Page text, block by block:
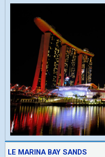
LE MARINA BAY SANDS